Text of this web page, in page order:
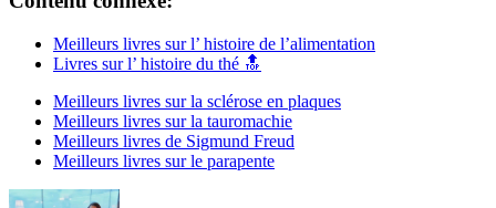
Meilleurs livres sur l’ histoire de l’alimentation
Livres sur l’ histoire du thé 🔝
Meilleurs livres sur la sclérose en plaques
Meilleurs livres sur la tauromachie
Meilleurs livres de Sigmund Freud
Meilleurs livres sur le parapente